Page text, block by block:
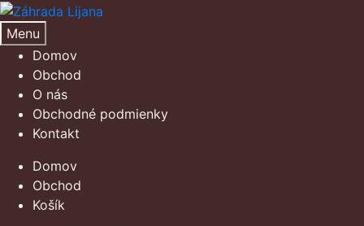
Preskočiť
na
navigáciu
Preskočiť
na
obsah
Menu
Domov
Obchod
O nás
Obchodné podmienky
Kontakt
Domov
Obchod
Košík